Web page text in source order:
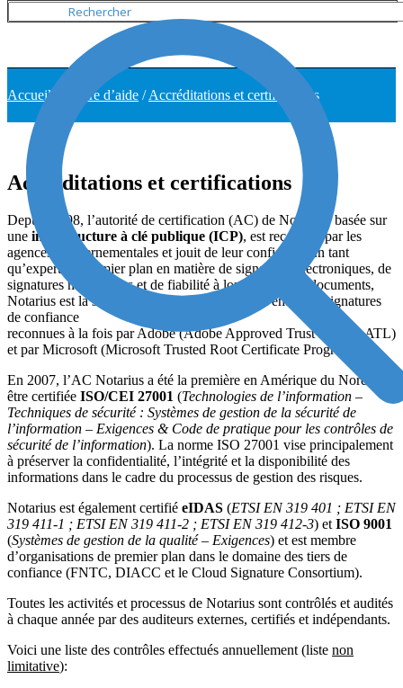
Accueil Centre d’aide /Accréditations et certifications
Accréditations et certifications
Depuis 1998, l’autorité de certification (AC) de Notarius, basée sur
une infrastructure à clé publique (ICP), est reconnue par les
agences gouvernementales et jouit de leur confiance. En tant
qu’expert de premier plan en matière de signatures électroniques, de
signatures numériques et de fiabilité à long terme des documents,
Notarius est la seule entreprise canadienne qui émet des signatures
de confiance
reconnues à la fois par Adobe (Adobe Approved Trust List – AATL)
et par Microsoft (Microsoft Trusted Root Certificate Program).
En 2007, l’AC Notarius a été la première en Amérique du Nord à
être certifiée ISO/CEI 27001 (Technologies de l’information –
Techniques de sécurité : Systèmes de gestion de la sécurité de
l’information – Exigences & Code de pratique pour les contrôles de
sécurité de l’information). La norme ISO 27001 vise principalement
à préserver la confidentialité, l’intégrité et la disponibilité des
informations dans le cadre du processus de gestion des risques.
Notarius est également certifié eIDAS (ETSI EN 319 401 ; ETSI EN
319 411-1 ; ETSI EN 319 411-2 ; ETSI EN 319 412-3) etISO 9001
(Systèmes de gestion de la qualité – Exigences) et est membre
d’organisations de premier plan dans le domaine des tiers de
confiance (FNTC, DIACC et le Cloud Signature Consortium).
Toutes les activités et processus de Notarius sont contrôlés et audités
à chaque année par des auditeurs externes, certifiés et indépendants.
Voici une liste des contrôles effectués annuellement (liste non
limitative):